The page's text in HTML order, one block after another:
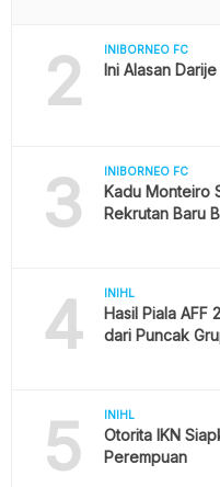
2 INIBORNEO FC
Ini Alasan
3 INIBORNEO FC
Kadu Monteiro
Rekrutan Baru
4 INIHL
Hasil Piala AFF
dari Puncak
5 INIHL
Otorita IKN
Perempuan